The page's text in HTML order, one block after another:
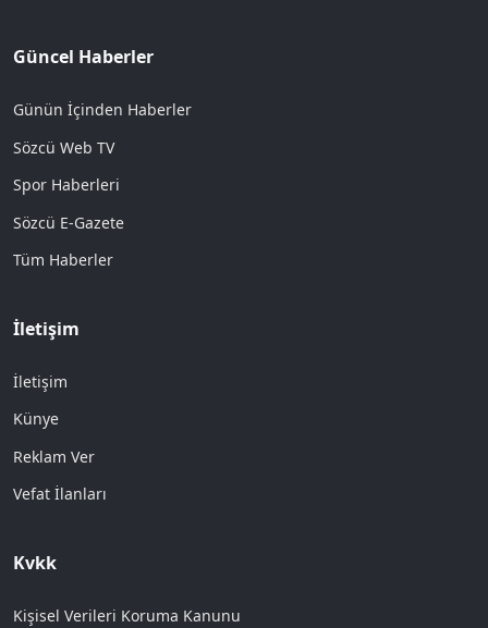
Güncel Haberler
Günün İçinden Haberler
Sözcü Web TV
Spor Haberleri
Sözcü E-Gazete
Tüm Haberler
İletişim
İletişim
Künye
Reklam Ver
Vefat İlanları
Kvkk
Kişisel Verileri Koruma Kanunu